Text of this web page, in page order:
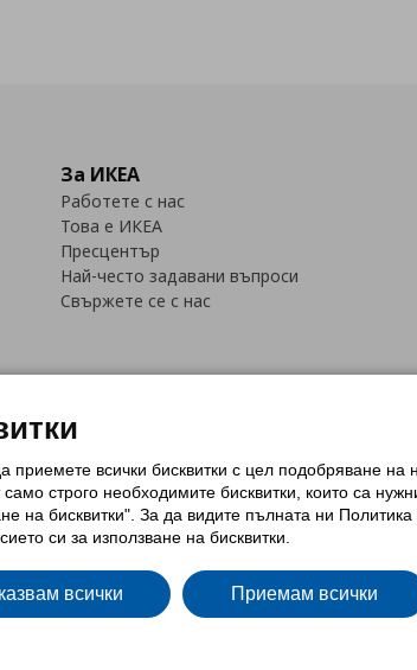
За ИКЕА
Работете с нас
Това е ИКЕА
Пресцентър
Най-често задавани въпроси
Свържете се с нас
(Cookies)Избор на настройки за използване на
Политика за защита на личните данни на ikea.bg
Общи
програма IKEA Family
всички бисквитки с цел подобряване
строго необходимитe бисквитки, които са
на бисквитки". За да видите пълната ни
си за използване на бисквитки.
всички Приемам всички